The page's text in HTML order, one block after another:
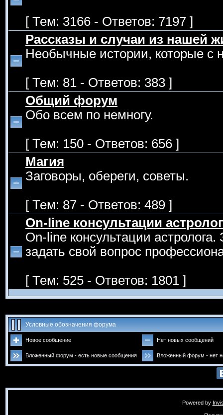
[ Тем: 3166 - Ответов: 7197 ]
Рассказы и случаи из нашей
Необычные истории, которые с
[ Тем: 81 - Ответов: 383 ]
Общий форум
Обо всем по немногу.
[ Тем: 150 - Ответов: 656 ]
Магия
Заговоры, обереги, советы.
[ Тем: 87 - Ответов: 489 ]
On-line консультации
On-line консультации
задать свой вопрос
[ Тем: 525 - Ответов: 1801 ]
Условные обозначения форума
Новое сообщение Нет новых сообщений
Вложенный форум - есть новые сообщения Вложенный форум - нет
Powered by